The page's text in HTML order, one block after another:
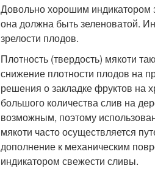
Довольно хорошим индикатором
она должна быть зеленоватой.
зрелости плодов.
Плотность (твердость) мякоти
снижение плотности плодов на
решения о закладке фруктов на
большого количества слив на
возможным, поэтому
мякоти часто осуществляется
дополнение к механическим
индикатором свежести сливы.